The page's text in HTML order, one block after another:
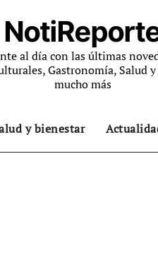
al día con las últimas
Gastronomía, Salud
mucho más
y bienestar